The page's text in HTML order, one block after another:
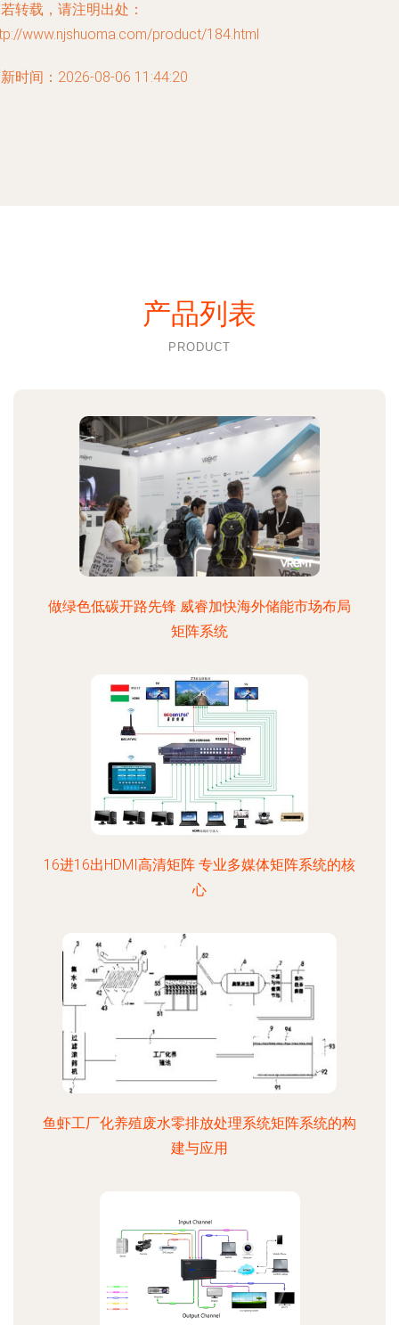
转载，请注明出处：
www.njshuoma.com/product/184.html
时间：2026-08-06 11:44:20
产品列表
PRODUCT
做绿色低碳开路先锋 威睿加快海外储能市场布局
矩阵系统
16进16出HDMI高清矩阵 专业多媒体矩阵系统的核
心
鱼虾工厂化养殖废水零排放处理系统矩阵系统的构
建与应用